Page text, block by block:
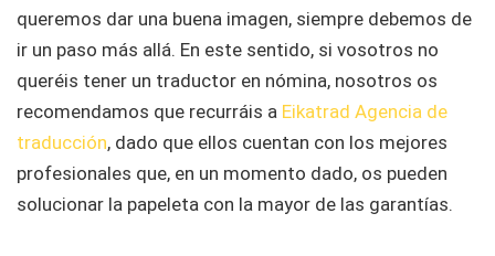
queremos dar una buena imagen, siempre debemos de
ir un paso más allá. En este sentido, si vosotros no
queréis tener un traductor en nómina, nosotros os
recomendamos que recurráis a Eikatrad Agencia de
traducción, dado que ellos cuentan con los mejores
profesionales que, en un momento dado, os pueden
solucionar la papeleta con la mayor de las garantías.